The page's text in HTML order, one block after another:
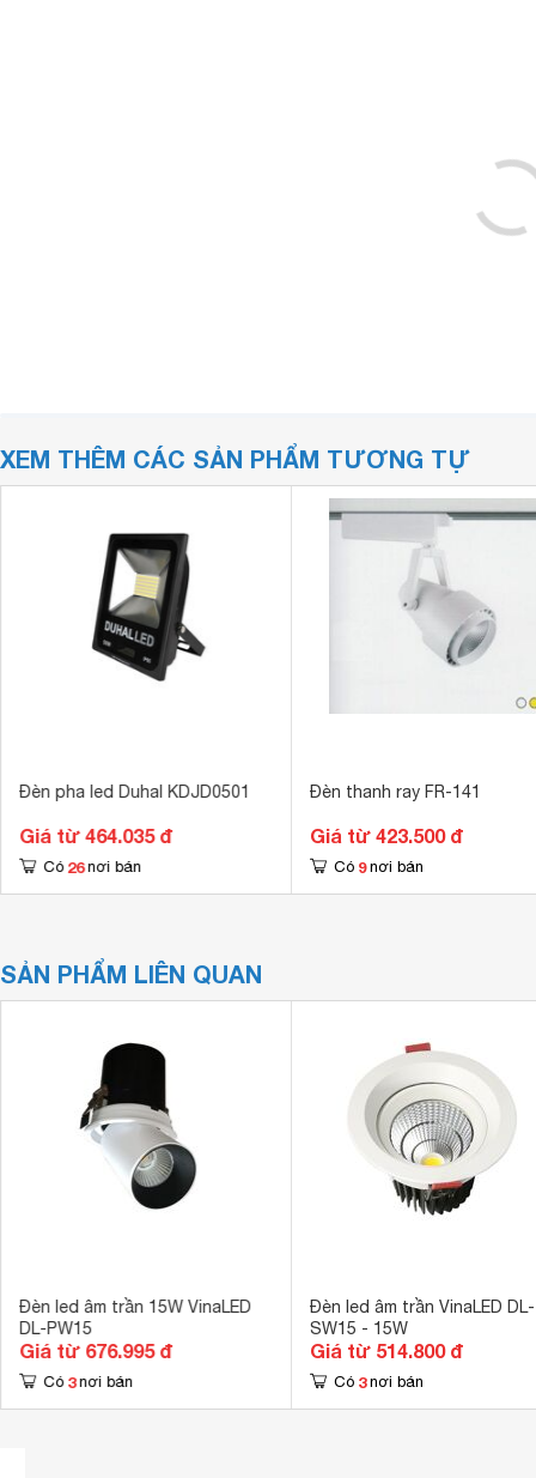
XEM THÊM CÁC SẢN PHẨM TƯƠNG TỰ
Đèn pha led Duhal KDJD0501
Giá từ 464.035 đ
Có 26 nơi bán
Đèn thanh ray FR-141
Giá từ 423.500 đ
Có 9 nơi bán
SẢN PHẨM LIÊN QUAN
Đèn led âm trần 15W VinaLED
DL-PW15
Giá từ 676.995 đ
Có 3 nơi bán
Đèn led âm trần VinaLED DL-
SW15 - 15W
Giá từ 514.800 đ
Có 3 nơi bán